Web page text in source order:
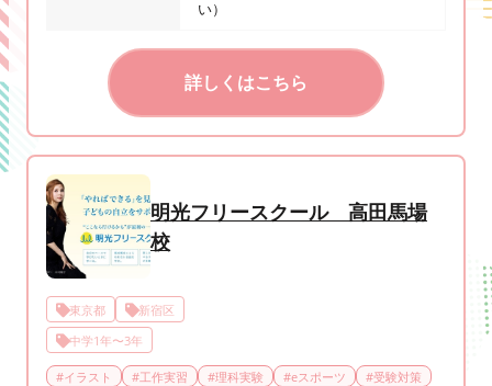
い）
詳しくはこちら
明光フリースクール 高田馬場
校
東京都
新宿区
中学1年〜3年
#イラスト #工作実習 #理科実験 #eスポーツ #受験対策